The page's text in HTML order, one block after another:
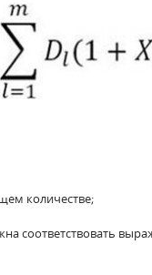
количестве;
соответствовать